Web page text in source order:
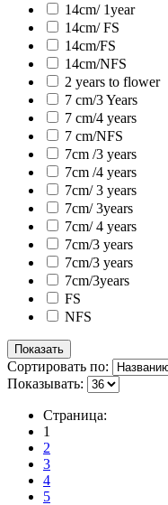
14cm/ 1year
14cm/ FS
14cm/FS
14cm/NFS
2 years to flower
7 cm/3 Years
7 cm/4 years
7 cm/NFS
7cm /3 years
7cm /4 years
7cm/ 3 years
7cm/ 3years
7cm/ 4 years
7cm/3 years
7cm/3 years
7cm/3years
FS
NFS
Сортировать по:
Показывать:
Страница:
1
2
3
4
5